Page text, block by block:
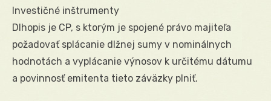
Investičné inštrumenty
Dlhopis je CP, s ktorým je spojené právo majiteľa
požadovať splácanie dlžnej sumy v nominálnych
hodnotách a vyplácanie výnosov k určitému dátumu
a povinnosť emitenta tieto záväzky plniť.